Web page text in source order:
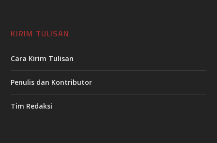
KIRIM TULISAN
Cara Kirim Tulisan
Penulis dan Kontributor
Tim Redaksi